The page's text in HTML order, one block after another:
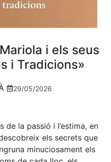
i els seus
i Tradicions»
29/05/2026
de la passió i l’estima, en
els secrets que
minuciosament els